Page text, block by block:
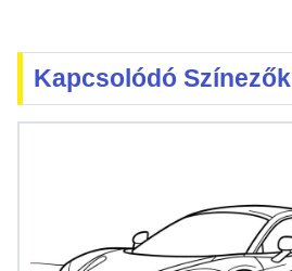
Kapcsolódó Színezők